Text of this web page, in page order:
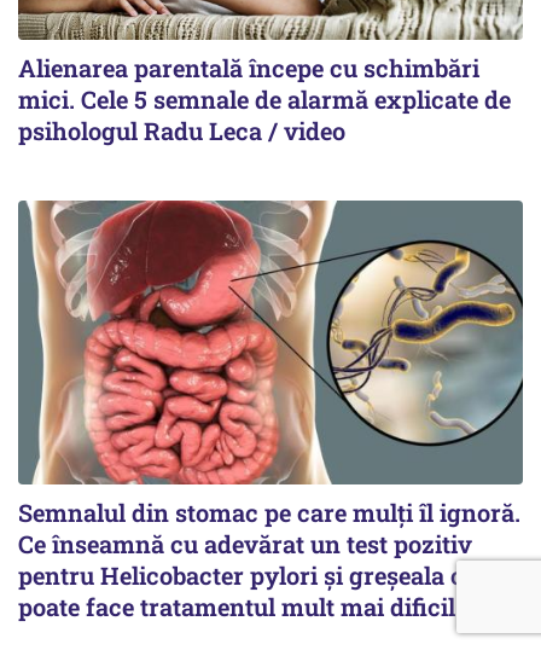
Alienarea parentală începe cu schimbări
mici. Cele 5 semnale de alarmă explicate de
psihologul Radu Leca / video
Semnalul din stomac pe care mulți îl ignoră.
Ce înseamnă cu adevărat un test pozitiv
pentru Helicobacter pylori și greșeala care
poate face tratamentul mult mai dificil